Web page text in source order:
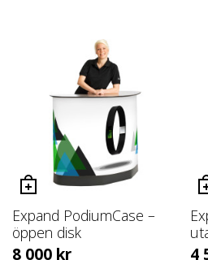
Expand PodiumCase –
öppen disk
8 000 kr 4